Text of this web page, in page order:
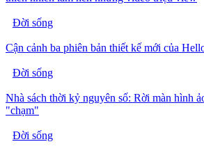
Đời sống
Cận cảnh ba phiên bản thiết kế mới của
Đời sống
Nhà sách thời kỷ nguyên số: Rời màn hình
"chạm"
Đời sống